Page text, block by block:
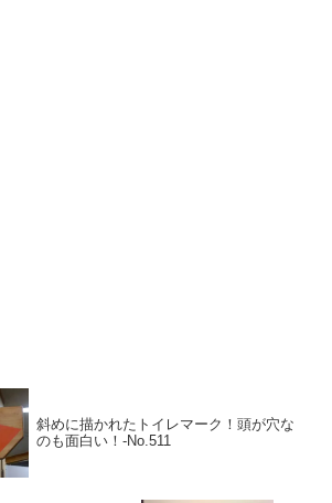
斜めに描かれたトイレマーク！頭が穴な
のも面白い！‐No.511